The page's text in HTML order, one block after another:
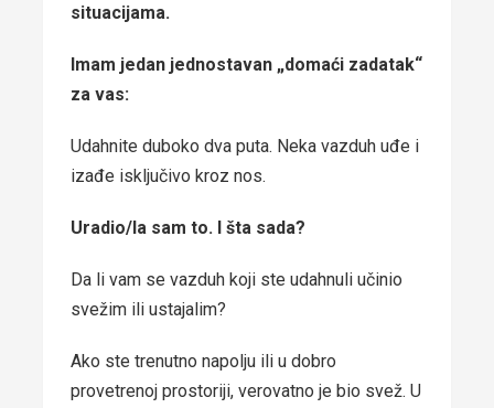
situacijama.
Imam jedan jednostavan „domaći zadatak“
za vas:
Udahnite duboko dva puta. Neka vazduh uđe i
izađe isključivo kroz nos.
Uradio/la sam to. I šta sada?
Da li vam se vazduh koji ste udahnuli učinio
svežim ili ustajalim?
Ako ste trenutno napolju ili u dobro
provetrenoj prostoriji, verovatno je bio svež. U